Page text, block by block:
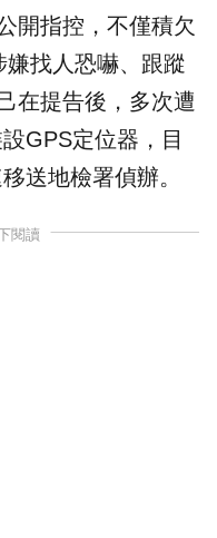
開指控，不僅積欠
嫌找人恐嚇、跟蹤
在提告後，多次遭
GPS定位器，目
送地檢署偵辦。
閱讀